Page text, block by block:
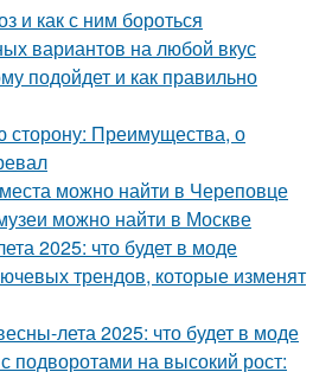
и как с ним бороться
вариантов на любой вкус
подойдет и как правильно
сторону: Преимущества, о
можно найти в Череповце
можно найти в Москве
2025: что будет в моде
трендов, которые изменят
лета 2025: что будет в моде
подворотами на высокий рост: